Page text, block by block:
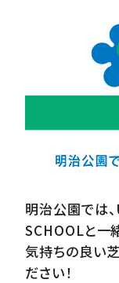
明治公園では
SCHOOLと一
気持ちの良い
ださい！